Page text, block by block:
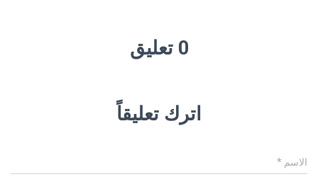
0 تعليق
اترك تعليقاً
الاسم *